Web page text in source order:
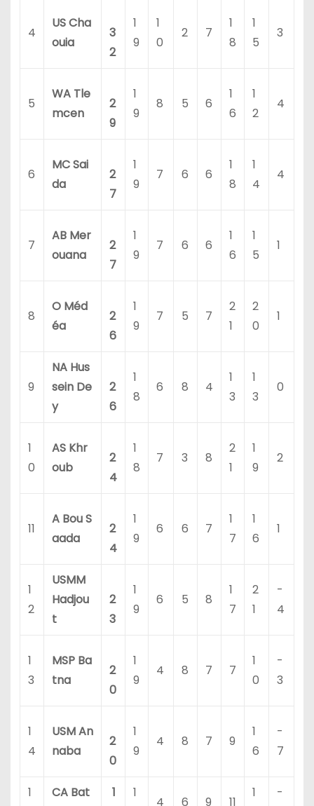
4
US Cha
ouia
3
2
1
9
1
0
2 7
1
8
1
5
3
5
WA Tle
mcen
2
9
1
9
8 5 6
1
6
1
2
4
6
MC Sai
da
2
7
1
9
7 6 6
1
8
1
4
4
7
AB Mer
ouana
2
7
1
9
7 6 6
1
6
1
5
1
8
O Méd
éa
2
6
1
9
7 5 7
2
1
2
0
1
9
NA Hus
sein De
y
2
6
1
8
6 8 4
1
3
1
3
0
1
0
AS Khr
oub
2
4
1
8
7 3 8
2
1
1
9
2
11
A Bou S
aada
2
4
1
9
6 6 7
1
7
1
6
1
1
2
USMM
Hadjou
t
2
3
1
9
6 5 8
1
7
2
1
-
4
1
3
MSP Ba
tna
2
0
1
9
4 8 7 7
1
0
-
3
1
4
USM An
naba
2
0
1
9
4 8 7 9
1
6
-
7
1
CA Bat
1
1
4 6 9 11
1
-